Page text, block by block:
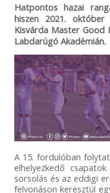
Hatpontos hazai
hiszen 2021.
Kisvárda Master Good
Labdarúgó Akadémián.
A 15. fordulóban
elhelyezkedő
sorsolás és az eddigi
felvonáson keresztül